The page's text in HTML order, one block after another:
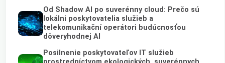
Od Shadow AI po suverénny cloud: Prečo sú
lokálni poskytovatelia služieb a
telekomunikační operátori budúcnosťou
dôveryhodnej AI
Posilnenie poskytovateľov IT služieb